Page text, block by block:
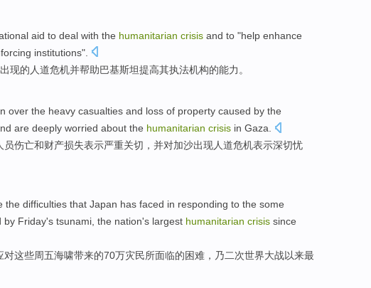
aid to deal with the humanitarian crisis and to "help enhance
institutions".
出现的 人道危机并帮助巴基斯坦提高其执法机构的能力 。
over the heavy casualties and loss of property caused by the
are deeply worried about the humanitarian crisis in Gaza.
员伤亡和财产损失表示严重关切 ， 并对加沙出现人道危机表示深切忧
the difficulties that Japan has faced in responding to the some
by Friday's tsunami the nation's largest humanitarian crisis since
对这些周五海啸带来的70万灾民所面临的困难 ， 乃二次世界大战以来最